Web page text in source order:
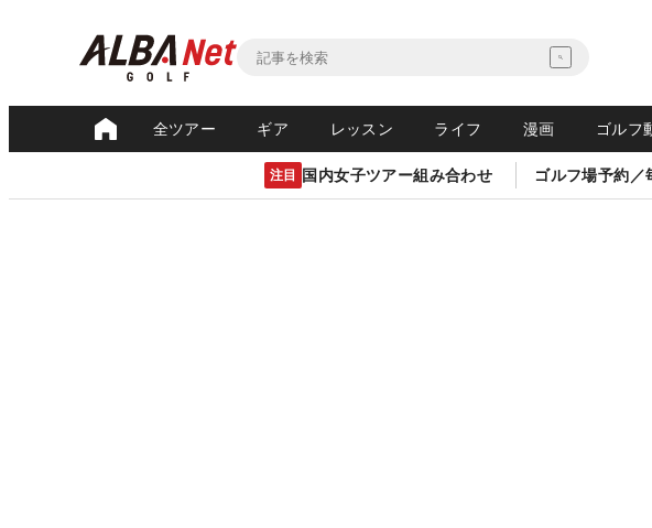
全ツアー ギア レッスン ライフ 漫画 ゴルフ
注目 国内女子ツアー組み合わせ ゴルフ場予約／